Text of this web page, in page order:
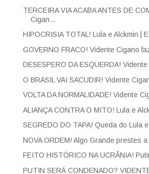
TERCEIRA VIA ACABA ANTES DE
Cigan...
HIPOCRISIA TOTAL! Lula e Alckmin |
GOVERNO FRACO! Vidente Cigano
DESESPERO DA ESQUERDA!
O BRASIL VAI SACUDIR! Vidente
VOLTA DA NORMALIDADE! Vidente
ALIANÇA CONTRA O MITO! Lula e
SEGREDO DO TAPA! Queda do Lula
NOVA ORDEM! Algo Grande prestes
FEITO HISTÓRICO NA UCRÂNIA!
PUTIN SERÁ CONDENADO?